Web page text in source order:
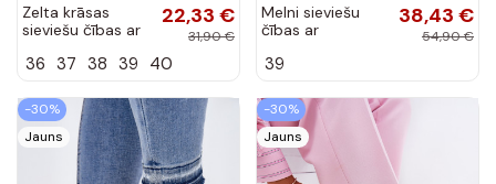
Zelta krāsas
sieviešu čības ar
platformu melnā
22,33 €
31,90 €
36 37 38 39 40
Melni sieviešu
čības ar
platformas
38,43 €
54,90 €
39
-30%
Jauns
-30%
Jauns